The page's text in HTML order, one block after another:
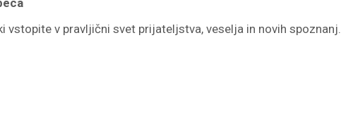
vstopite v pravljični svet prijateljstva, veselja in novih spoznanj.